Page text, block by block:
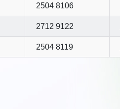
2504 8106
2712 9122
2504 8119